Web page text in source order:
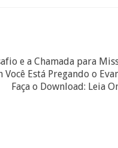
e a Chamada para
Está Pregando o
o Download: Leia